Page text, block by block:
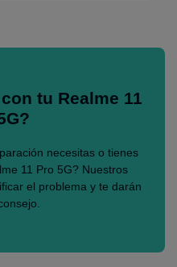
tu Realme 11
necesitas o tienes
11 Pro 5G? Nuestros
el problema y te darán